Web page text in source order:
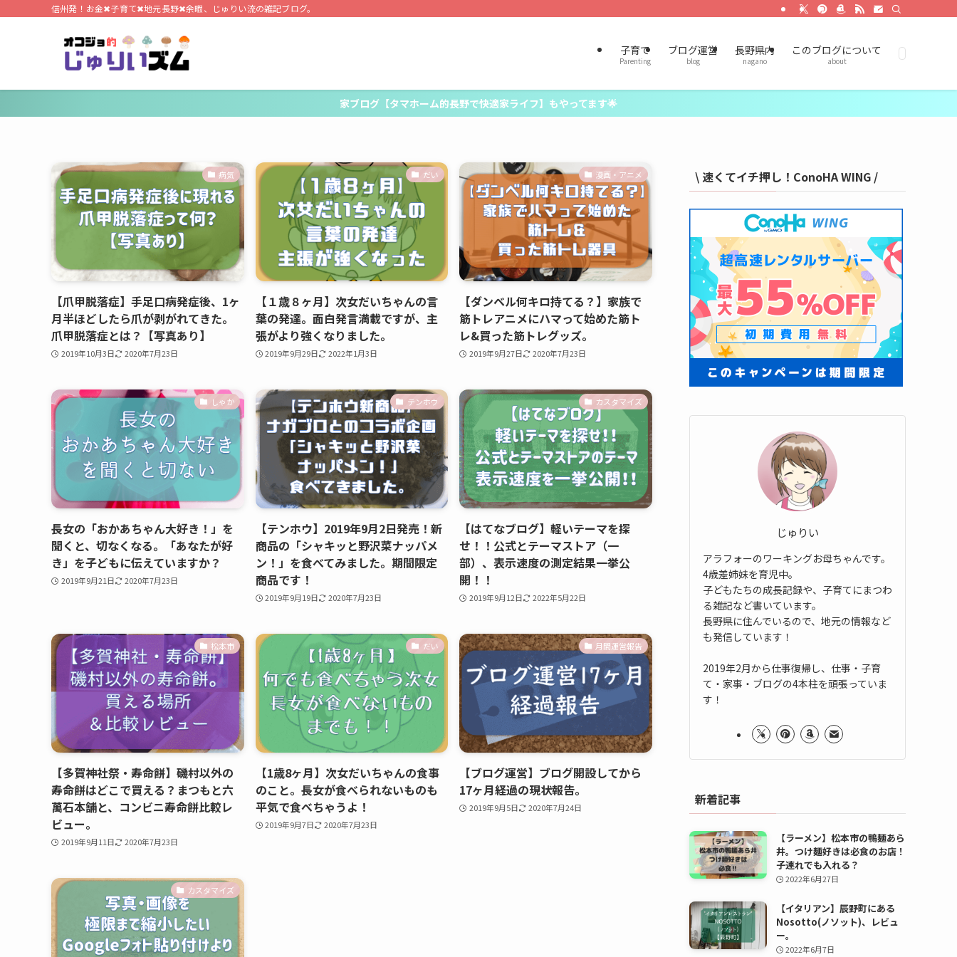
信州発！お金✖子育て✖地元長野✖余暇、じゅりい流の雑記ブログ。
子育て
Parenting
ブログ運営
blog
長野県内
nagano
このブログについて
about
家ブログ【タマホーム的長野で快適家ライフ】もやってます🌟
病気
【爪甲脱落症】手足口病発症後、1ヶ
月半ほどしたら爪が剥がれてきた。
爪甲脱落症とは？【写真あり】
2019年10月3日 2020年7月23日
だい
【１歳８ヶ月】次女だいちゃんの言
葉の発達。面白発言満載ですが、主
張がより強くなりました。
2019年9月29日 2022年1月3日
漫画・アニメ
【ダンベル何キロ持てる？】家族で
筋トレアニメにハマって始めた筋ト
レ&買った筋トレグッズ。
2019年9月27日 2020年7月23日
しゃか
長女の「おかあちゃん大好き！」を
聞くと、切なくなる。「あなたが好
き」を子どもに伝えていますか？
2019年9月21日 2020年7月23日
テンホウ
【テンホウ】2019年9月2日発売！新
商品の「シャキッと野沢菜ナッパメ
ン！」を食べてみました。期間限定
商品です！
2019年9月19日 2020年7月23日
カスタマイズ
【はてなブログ】軽いテーマを探
せ！！公式とテーマストア（一
部）、表示速度の測定結果一挙公
開！！
2019年9月12日 2022年5月22日
松本市
【多賀神社祭・寿命餅】磯村以外の
寿命餅はどこで買える？まつもと六
萬石本舗と、コンビニ寿命餅比較レ
ビュー。
2019年9月11日 2020年7月23日
だい
【1歳8ヶ月】次女だいちゃんの食事
のこと。長女が食べられないものも
平気で食べちゃうよ！
2019年9月7日 2020年7月23日
月間運営報告
【ブログ運営】ブログ開設してから
17ヶ月経過の現状報告。
2019年9月5日 2020年7月24日
カスタマイズ
\ 速くてイチ押し！ConoHA WING /
じゅりい
アラフォーのワーキングお母ちゃんです。
4歳差姉妹を育児中。
子どもたちの成長記録や、子育てにまつわ
る雑記など書いています。
長野県に住んでいるので、地元の情報など
も発信しています！
2019年2月から仕事復帰し、仕事・子育
て・家事・ブログの4本柱を頑張っていま
す！
新着記事
【ラーメン】松本市の鴨麺あら
井。つけ麺好きは必食のお店！
子連れでも入れる？
2022年6月27日
【イタリアン】辰野町にある
Nosotto(ノソット)、レビュ
ー。
2022年6月7日